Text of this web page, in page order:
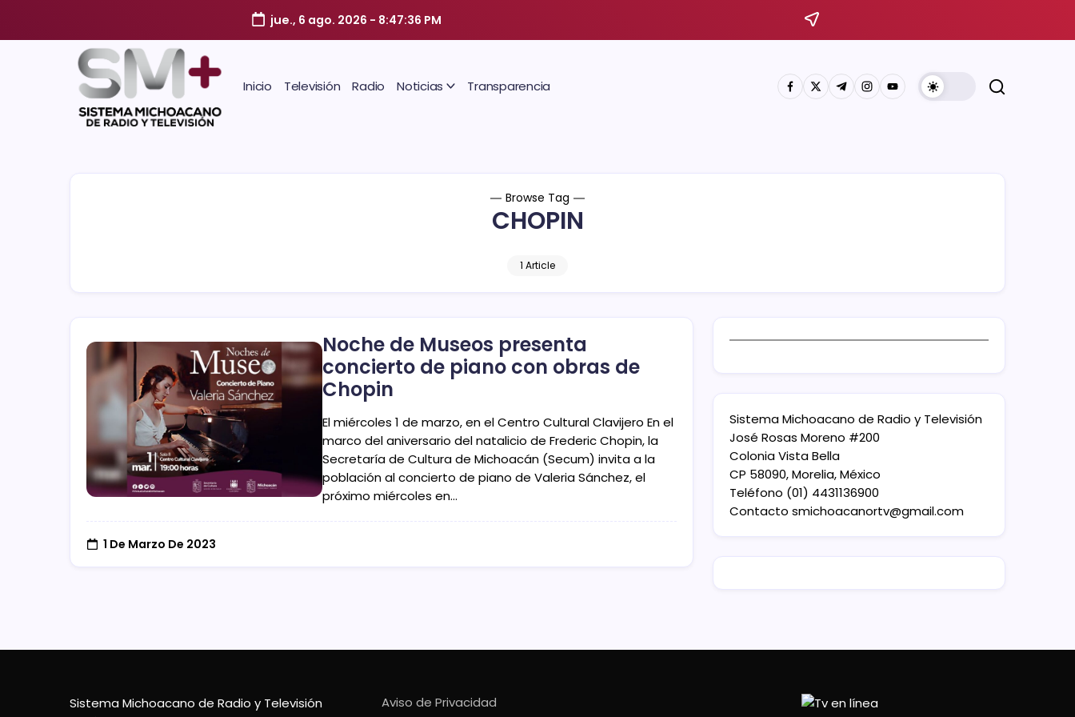
jue., 6 ago. 2026 - 8:47:37 PM
Inicio Televisión Radio Noticias Transparencia
Browse Tag
CHOPIN
1 Article
Noche de Museos presenta
concierto de piano con obras de
Chopin
El miércoles 1 de marzo, en el Centro Cultural Clavijero En el
marco del aniversario del natalicio de Frederic Chopin, la
Secretaría de Cultura de Michoacán (Secum) invita a la
población al concierto de piano de Valeria Sánchez, el
próximo miércoles en…
1 De Marzo De 2023
Sistema Michoacano de Radio y Televisión
José Rosas Moreno #200
Colonia Vista Bella
CP 58090, Morelia, México
Teléfono (01) 4431136900
Contacto smichoacanortv@gmail.com
Sistema Michoacano de Radio y Televisión
Aviso de Privacidad